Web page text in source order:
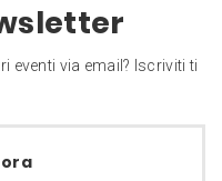
via email? Iscriviti ti